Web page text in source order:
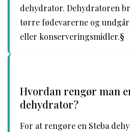
dehydrator. Dehydratoren
tørre fødevarerne og
eller konserveringsmidler.§
Hvordan rengør man
dehydrator?
For at rengøre en Steba